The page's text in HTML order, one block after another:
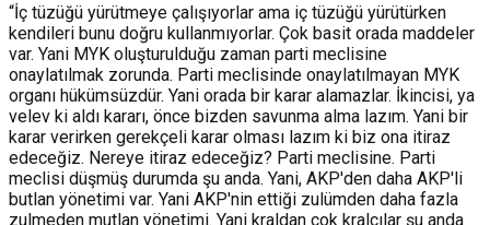
“İç tüzüğü yürütmeye çalışıyorlar ama iç tüzüğü yürütürken
kendileri bunu doğru kullanmıyorlar. Çok basit orada maddeler
var. Yani MYK oluşturulduğu zaman parti meclisine
onaylatılmak zorunda. Parti meclisinde onaylatılmayan MYK
organı hükümsüzdür. Yani orada bir karar alamazlar. İkincisi, ya
velev ki aldı kararı, önce bizden savunma alma lazım. Yani bir
karar verirken gerekçeli karar olması lazım ki biz ona itiraz
edeceğiz. Nereye itiraz edeceğiz? Parti meclisine. Parti
meclisi düşmüş durumda şu anda. Yani, AKP'den daha AKP'li
butlan yönetimi var. Yani AKP'nin ettiği zulümden daha fazla
zulmeden mutlan yönetimi. Yani kraldan çok kralcılar şu anda